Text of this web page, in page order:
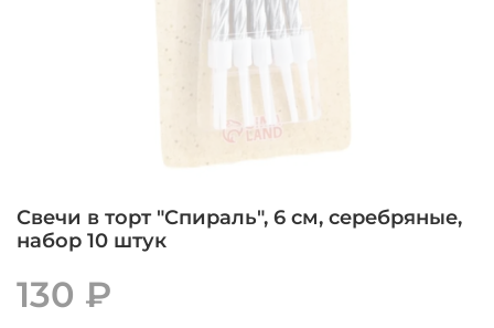
Свечи в торт "Спираль", 6 см, серебряные,
набор 10 штук
130 ₽